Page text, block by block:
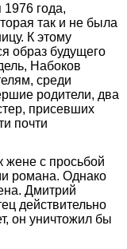
года,
так и не была
К этому
образ будущего
Набоков
среди
родители, два
присевших
почти
жене с просьбой
романа. Однако
Дмитрий
действительно
он уничтожил бы